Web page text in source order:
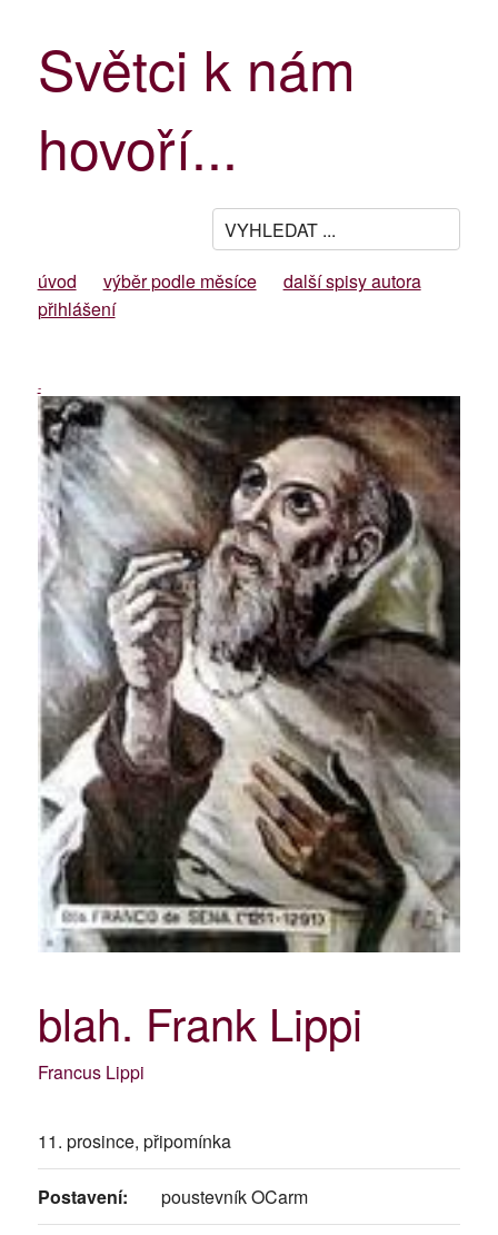
Světci k nám
hovoří...
úvod výběr podle měsíce
další spisy autora
přihlášení
-
blah. Frank Lippi
Francus Lippi
11. prosince, připomínka
Postavení: poustevník OCarm